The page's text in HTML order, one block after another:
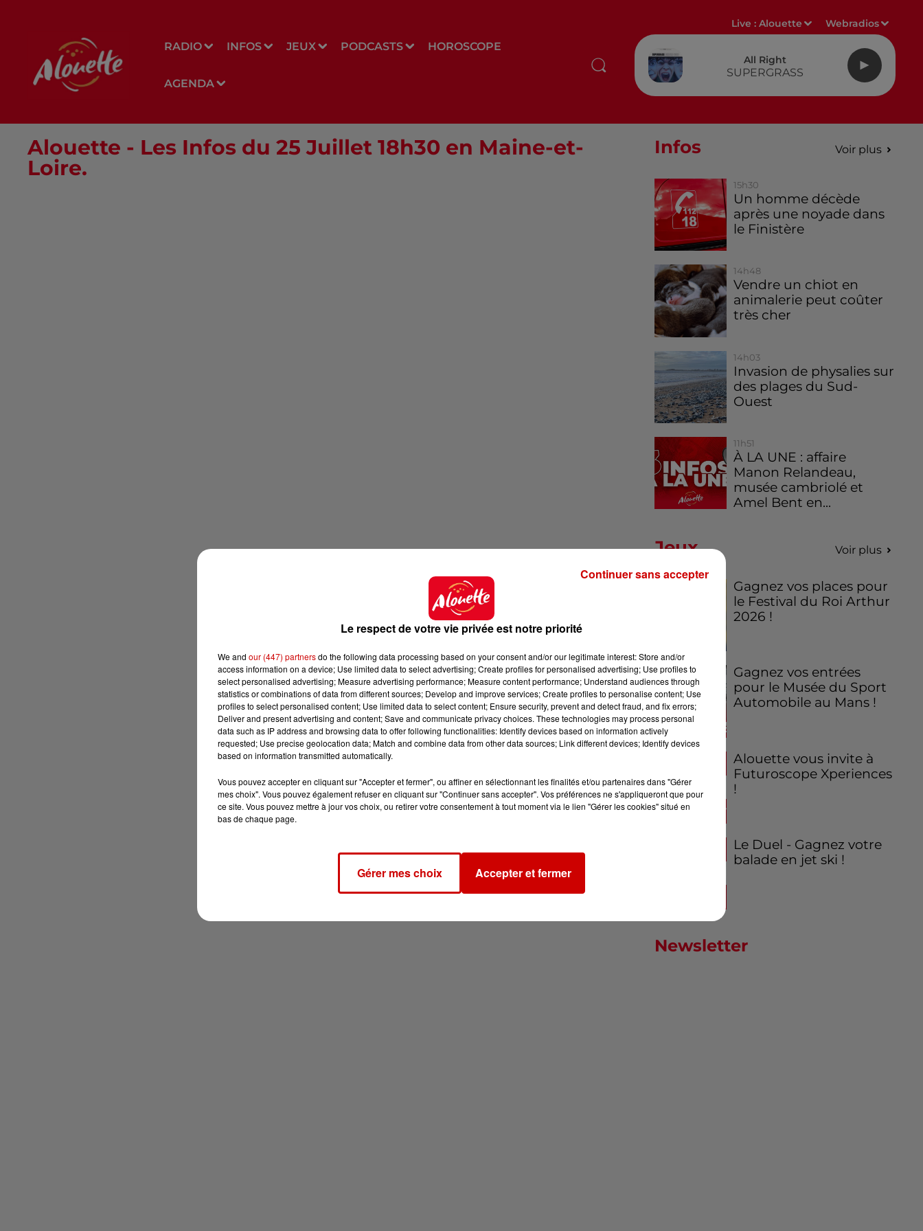
RADIO INFOS JEUX PODCASTS HOROSCOPE
AGENDA
Live :Alouette Webradios
All Right
SUPERGRASS
Alouette - Les Infos du 25 Juillet 18h30 en Maine-et-
Loire.
Infos Voir plus
15h30
Un homme décède
après une noyade dans
le Finistère
14h48
Vendre un chiot en
animalerie peut coûter
très cher
14h03
Invasion de physalies sur
des plages du Sud-
Ouest
11h51
À LA UNE : affaire
Manon Relandeau,
musée cambriolé et
Amel Bent en...
Jeux Voir plus
Gagnez vos places pour
le Festival du Roi Arthur
2026 !
Gagnez vos entrées
pour le Musée du Sport
Automobile au Mans !
Alouette vous invite à
Futuroscope Xperiences
!
Le Duel - Gagnez votre
balade en jet ski !
Newsletter
Le respect de votre vie privée est notre priorité
We and our (447) partnersdo the following data processing based on your consent and/or our legitimate interest: Store and/or
access information on a device; Use limited data to select advertising; Create profiles for personalised advertising; Use profiles to
select personalised advertising; Measure advertising performance; Measure content performance; Understand audiences through
statistics or combinations of data from different sources; Develop and improve services; Create profiles to personalise content; Use
profiles to select personalised content; Use limited data to select content; Ensure security, prevent and detect fraud, and fix errors;
Deliver and present advertising and content; Save and communicate privacy choices. These technologies may process personal
data such as IP address and browsing data to offer following functionalities: Identify devices based on information actively
requested; Use precise geolocation data; Match and combine data from other data sources; Link different devices; Identify devices
based on information transmitted automatically.
Vous pouvez accepter en cliquant sur "Accepter et fermer", ou affiner en sélectionnant les finalités et/ou partenaires dans "Gérer
mes choix". Vous pouvez également refuser en cliquant sur "Continuer sans accepter". Vos préférences ne s'appliqueront que pour
ce site. Vous pouvez mettre à jour vos choix, ou retirer votre consentement à tout moment via le lien "Gérer les cookies" situé en
bas de chaque page.
Gérer mes choix Accepter et fermer
Continuer sans accepter